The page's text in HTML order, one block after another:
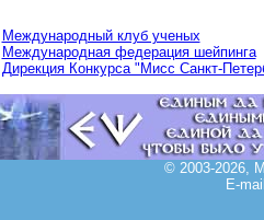
Международный клуб ученых
Международная федерация шейпинга
Дирекция Конкурса "Мисс Санкт-
© 2003-2026,
E-